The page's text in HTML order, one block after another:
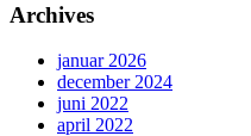
Archives
januar 2026
december 2024
juni 2022
april 2022